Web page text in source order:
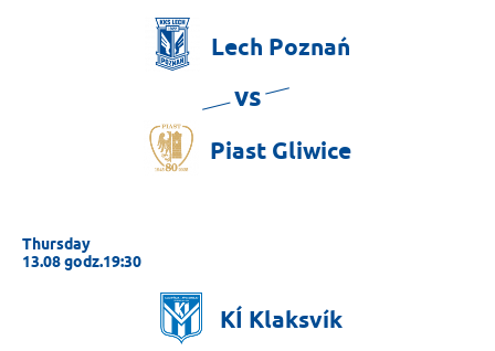
Lech Poznań
vs
Piast Gliwice
Thursday
13.08 godz.19:30
KÍ Klaksvík